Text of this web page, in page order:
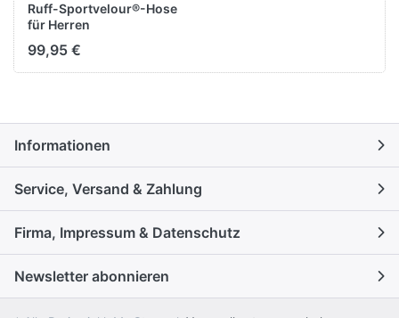
Ruff-Sportvelour®-Hose
für Herren
99,95 €
Informationen
Service, Versand & Zahlung
Firma, Impressum & Datenschutz
Newsletter abonnieren